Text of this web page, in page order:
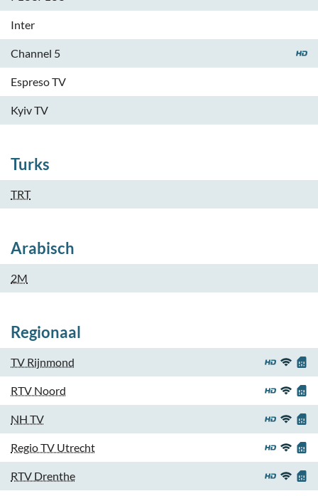
Inter
Channel 5
Espreso TV
Kyiv TV
Turks
TRT
Arabisch
2M
Regionaal
TV Rijnmond
RTV Noord
NH TV
Regio TV Utrecht
RTV Drenthe